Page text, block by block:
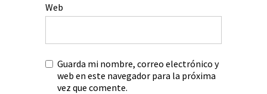
Web
Guarda mi nombre, correo electrónico y
web en este navegador para la próxima
vez que comente.